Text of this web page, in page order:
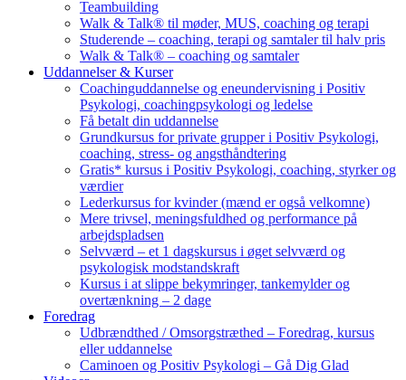
Teambuilding
Walk & Talk® til møder, MUS, coaching og terapi
Studerende – coaching, terapi og samtaler til halv pris
Walk & Talk® – coaching og samtaler
Uddannelser & Kurser
Coachinguddannelse og eneundervisning i Positiv
Psykologi, coachingpsykologi og ledelse
Få betalt din uddannelse
Grundkursus for private grupper i Positiv Psykologi,
coaching, stress- og angsthåndtering
Gratis* kursus i Positiv Psykologi, coaching, styrker og
værdier
Lederkursus for kvinder (mænd er også velkomne)
Mere trivsel, meningsfuldhed og performance på
arbejdspladsen
Selvværd – et 1 dagskursus i øget selvværd og
psykologisk modstandskraft
Kursus i at slippe bekymringer, tankemylder og
overtænkning – 2 dage
Foredrag
Udbrændthed / Omsorgstræthed – Foredrag, kursus
eller uddannelse
Caminoen og Positiv Psykologi – Gå Dig Glad